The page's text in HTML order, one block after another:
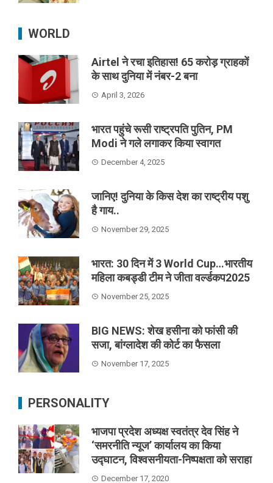
WORLD
Airtel ने रचा इतिहास! 65 करोड़ ग्राहकों
के साथ दुनिया में नंबर-2 बना
April 3, 2026
भारत पहुंचे रूसी राष्ट्रपति पुतिन, PM
Modi ने गले लगाकर किया स्वागत
December 4, 2025
जानिए! दुनिया के किस देश का राष्ट्रीय पशु
है गाय..
November 29, 2025
भारत: 30 दिन में 3 World Cup…भारतीय
महिला कबड्डी टीम ने जीता वर्ल्डकप2025
November 25, 2025
BIG NEWS: शेख हसीना को फांसी की
सजा, बांग्लादेश की कोर्ट का फैसला
November 17, 2025
PERSONALITY
भाजपा प्रदेश अध्यक्ष स्वतंत्र देव सिंह ने
‘समरनीति न्यूज’ कार्यालय का किया
उद्घाटन, विश्वसनीयता-निष्पक्षता को सराहा
December 17, 2020